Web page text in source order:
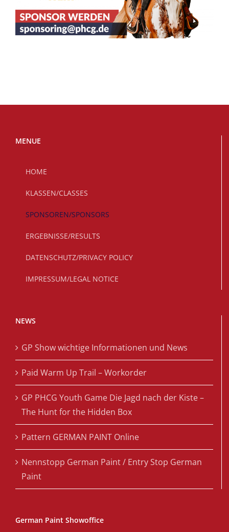
MENUE
HOME
KLASSEN/CLASSES
SPONSOREN/SPONSORS
ERGEBNISSE/RESULTS
DATENSCHUTZ/PRIVACY POLICY
IMPRESSUM/LEGAL NOTICE
NEWS
GP Show wichtige Informationen und News
Paid Warm Up Trail – Workorder
GP PHCG Youth Game Die Jagd nach der Kiste –
The Hunt for the Hidden Box
Pattern GERMAN PAINT Online
Nennstopp German Paint / Entry Stop German
Paint
German Paint Showoffice